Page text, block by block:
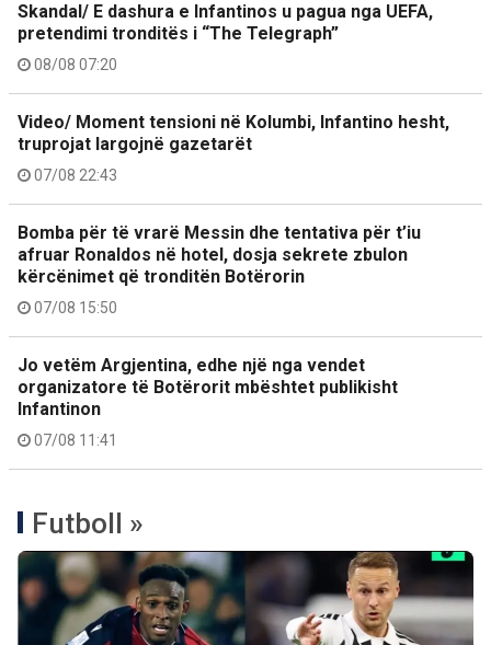
Skandal/ E dashura e Infantinos u pagua nga UEFA,
pretendimi tronditës i “The Telegraph”
08/08 07:20
Video/ Moment tensioni në Kolumbi, Infantino hesht,
truprojat largojnë gazetarët
07/08 22:43
Bomba për të vrarë Messin dhe tentativa për t’iu
afruar Ronaldos në hotel, dosja sekrete zbulon
kërcënimet që tronditën Botërorin
07/08 15:50
Jo vetëm Argjentina, edhe një nga vendet
organizatore të Botërorit mbështet publikisht
Infantinon
07/08 11:41
Futboll »